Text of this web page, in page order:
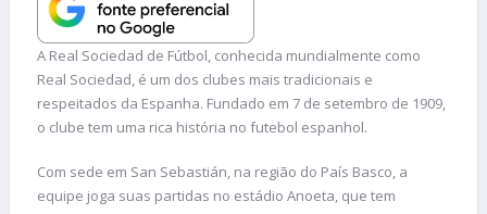
A Real Sociedad de Fútbol, conhecida mundialmente como
Real Sociedad, é um dos clubes mais tradicionais e
respeitados da Espanha. Fundado em 7 de setembro de 1909,
o clube tem uma rica história no futebol espanhol.
Com sede em San Sebastián, na região do País Basco, a
equipe joga suas partidas no estádio Anoeta, que tem